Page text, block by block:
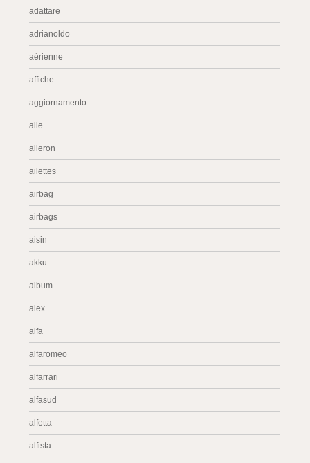
adattare
adrianoldo
aérienne
affiche
aggiornamento
aile
aileron
ailettes
airbag
airbags
aisin
akku
album
alex
alfa
alfaromeo
alfarrari
alfasud
alfetta
alfista